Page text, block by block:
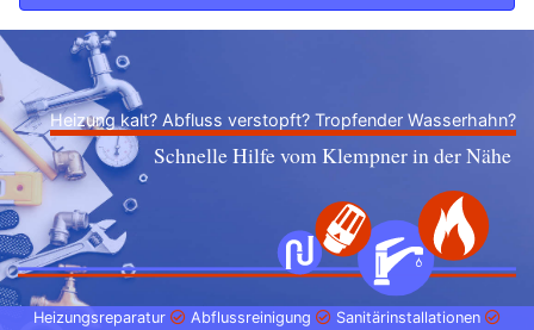
Heizung kalt? Abfluss verstopft? Tropfender Wasserhahn?
Schnelle Hilfe vom Klempner in der Nähe
Heizungsreparatur Abflussreinigung
Sanitärinstallationen